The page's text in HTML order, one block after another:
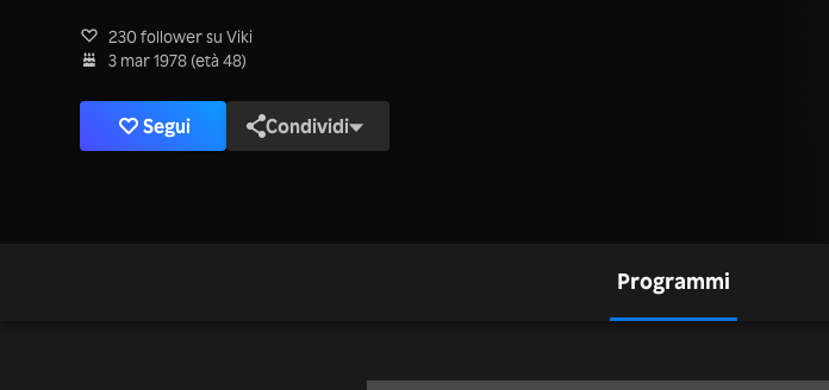
230 follower su Viki
3 mar 1978 (età 48)
Segui Condividi
Programmi